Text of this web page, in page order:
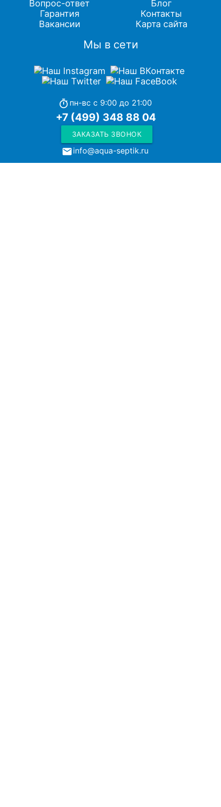
Вопрос-ответ
Гарантия
Вакансии
Блог
Контакты
Карта сайта
Мы в сети
timer пн-вс с 9:00 до 21:00
+7 (499) 348 88 04
ЗАКАЗАТЬ ЗВОНОК
local_post_officeinfo@aqua-septik.ru